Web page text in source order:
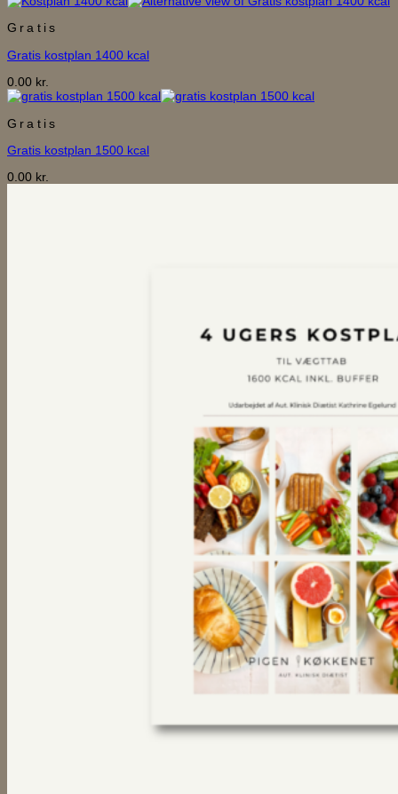
Gratis
Gratis kostplan 1400 kcal
0.00 kr.
Gratis
Gratis kostplan 1500 kcal
0.00 kr.